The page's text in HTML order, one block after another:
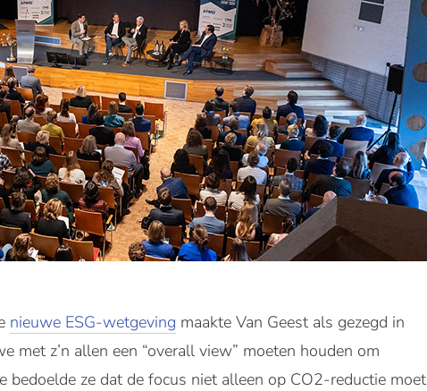
nieuwe ESG-wetgeving maakte Van Geest als gezegd in
met z’n allen een “overall view” moeten houden om
bedoelde ze dat de focus niet alleen op CO2-reductie moet